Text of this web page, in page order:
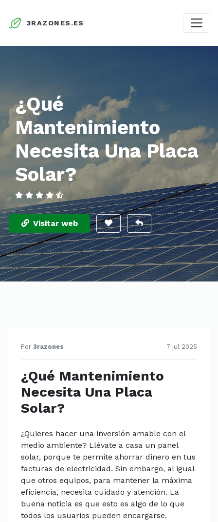
3RAZONES.ES
¿Qué
Mantenimiento
Necesita Una Placa
Solar?
Visitar web
Por 3razones 7 jul 2025
¿Qué Mantenimiento
Necesita Una Placa
Solar?
¿Quieres hacer una inversión amable con el
medio ambiente? Llévate a casa un panel
solar, porque te permite ahorrar dinero en tus
facturas de electricidad. Sin embargo, al igual
que otros equipos, para mantener la máxima
eficiencia, necesita cuidado y atención. La
buena noticia es que esto es algo de lo que
todos los usuarios pueden encargarse.